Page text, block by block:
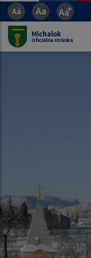
Michalok
Oficiálna stránka